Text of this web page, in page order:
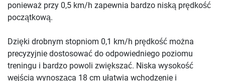
ponieważ przy 0,5 km/h zapewnia bardzo niską prędkość
początkową.
Dzięki drobnym stopniom 0,1 km/h prędkość można
precyzyjnie dostosować do odpowiedniego poziomu
treningu i bardzo powoli zwiększać. Niska wysokość
wejścia wynosząca 18 cm ułatwia wchodzenie i